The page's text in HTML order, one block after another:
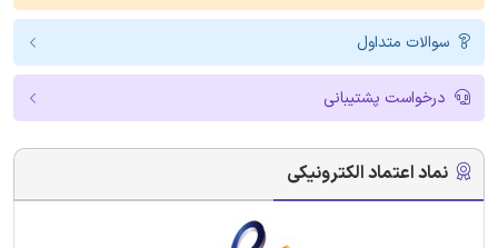
سوالات متداول
درخواست پشتیبانی
نماد اعتماد الکترونیکی